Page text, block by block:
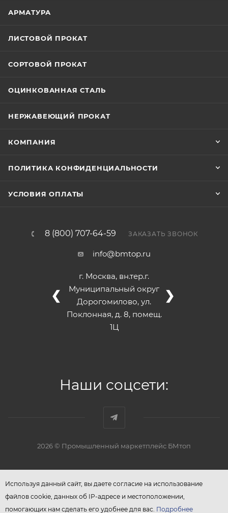
АРМАТУРА
ЛИСТОВОЙ ПРОКАТ
СОРТОВОЙ ПРОКАТ
ОЦИНКОВАННАЯ СТАЛЬ
НЕРЖАВЕЮЩИЙ ПРОКАТ
КОМПАНИЯ
ПОЛИТИКА КОНФИДЕНЦИАЛЬНОСТИ
УСЛОВИЯ ОПЛАТЫ
8 (800) 707-64-59 ЗАКАЗАТЬ ЗВОНОК
info@bmtop.ru
г. Москва, вн.тер.г.
Муниципальный округ
Дорогомилово, ул.
Поклонная, д. 8, помещ.
1Ц
❮ ❯
Наши соцсети:
2026 © Промышленный маркетплейс БМтоп
Используя данный сайт, вы даете согласие на использование
файлов cookie, данных об IP-адресе и местоположении,
помогающих нам сделать его удобнее для вас. Подробнее